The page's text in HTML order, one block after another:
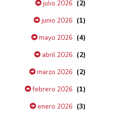
julio 2026 (2)
junio 2026 (1)
mayo 2026 (4)
abril 2026 (2)
marzo 2026 (2)
febrero 2026 (1)
enero 2026 (3)